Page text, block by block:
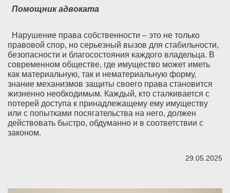
Помощник адвоката
Нарушение права собственности – это не только
правовой спор, но серьезный вызов для стабильности,
безопасности и благосостояния каждого владельца. В
современном обществе, где имущество может иметь
как материальную, так и нематериальную форму,
знание механизмов защиты своего права становится
жизненно необходимым. Каждый, кто сталкивается с
потерей доступа к принадлежащему ему имуществу
или с попытками посягательства на него, должен
действовать быстро, обдуманно и в соответствии с
законом.
29.05.2025